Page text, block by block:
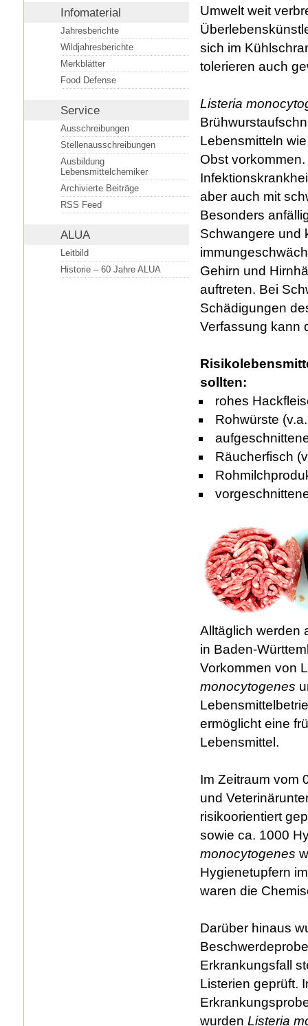
Infomaterial
Jahresberichte
Wildjahresberichte
Merkblätter
Food Defense
Service
Ausschreibungen
Stellenausschreibungen
Ausbildung
Lebensmittelchemiker
Archivierte Beiträge
RSS Feed
ALUA
Leitbild
Historie – 60 Jahre ALUA
Umwelt weit
sich im
tolerieren auch
Listeria
Lebensmitteln
Obst
aber auch mit
Besonders
Schwangere und
Gehirn und
auftreten. Bei
Schädigungen
Verfassung kann
sollten:
rohes
Rohwürste
Räucherfisch
Alltäglich werden
in Baden-
Vorkommen von
monocytogenes
ermöglicht eine
Lebensmittel.
Im Zeitraum vom
und
risikoorientiert
sowie ca. 1000
monocytogenes
Hygienetupfern
waren die
Darüber hinaus
Erkrankungsfall
Listerien geprüft.
wurden Listeria